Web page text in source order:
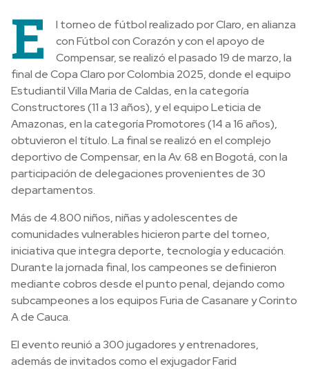
E
l torneo de fútbol realizado por Claro, en alianza
con Fútbol con Corazón y con el apoyo de
Compensar, se realizó el pasado 19 de marzo, la
final de Copa Claro por Colombia 2025, donde el equipo
Estudiantil Villa Maria de Caldas, en la categoría
Constructores (11 a 13 años), y el equipo Leticia de
Amazonas, en la categoría Promotores (14 a 16 años),
obtuvieron el título. La final se realizó en el complejo
deportivo de Compensar, en la Av. 68 en Bogotá, con la
participación de delegaciones provenientes de 30
departamentos.
Más de 4.800 niños, niñas y adolescentes de
comunidades vulnerables hicieron parte del torneo,
iniciativa que integra deporte, tecnología y educación.
Durante la jornada final, los campeones se definieron
mediante cobros desde el punto penal, dejando como
subcampeones a los equipos Furia de Casanare y Corinto
A de Cauca.
El evento reunió a 300 jugadores y entrenadores,
además de invitados como el exjugador Farid